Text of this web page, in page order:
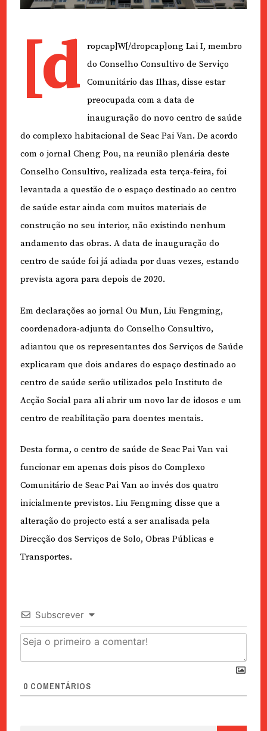
[d
ropcap]W[/dropcap]ong Lai I, membro
do Conselho Consultivo de Serviço
Comunitário das Ilhas, disse estar
preocupada com a data de
inauguração do novo centro de saúde
do complexo habitacional de Seac Pai Van. De acordo
com o jornal Cheng Pou, na reunião plenária deste
Conselho Consultivo, realizada esta terça-feira, foi
levantada a questão de o espaço destinado ao centro
de saúde estar ainda com muitos materiais de
construção no seu interior, não existindo nenhum
andamento das obras. A data de inauguração do
centro de saúde foi já adiada por duas vezes, estando
prevista agora para depois de 2020.
Em declarações ao jornal Ou Mun, Liu Fengming,
coordenadora-adjunta do Conselho Consultivo,
adiantou que os representantes dos Serviços de Saúde
explicaram que dois andares do espaço destinado ao
centro de saúde serão utilizados pelo Instituto de
Acção Social para ali abrir um novo lar de idosos e um
centro de reabilitação para doentes mentais.
Desta forma, o centro de saúde de Seac Pai Van vai
funcionar em apenas dois pisos do Complexo
Comunitário de Seac Pai Van ao invés dos quatro
inicialmente previstos. Liu Fengming disse que a
alteração do projecto está a ser analisada pela
Direcção dos Serviços de Solo, Obras Públicas e
Transportes.
Subscrever
0 COMENTÁRIOS